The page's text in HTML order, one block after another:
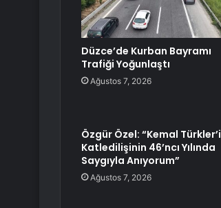
Düzce’de Kurban Bayramı
Trafiği Yoğunlaştı
Ağustos 7, 2026
Özgür Özel: “Kemal Türkler’i
Katledilişinin 46’ncı Yılında
Saygıyla Anıyorum”
Ağustos 7, 2026